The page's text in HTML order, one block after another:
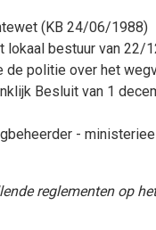
(KB 24/06/1988)
lokaal bestuur van 22/
de politie over het
Besluit van 1
-
reglementen op